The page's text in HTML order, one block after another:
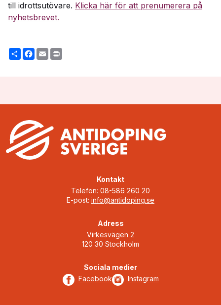
till idrottsutövare. Klicka här för att prenumerera på
nyhetsbrevet.
ShareFacebook
Email
Kontakt
Telefon: 08-586 260 20
E-post: info@antidoping.se
Adress
Virkesvägen 2
120 30 Stockholm
Sociala medier
Facebook
Instagram